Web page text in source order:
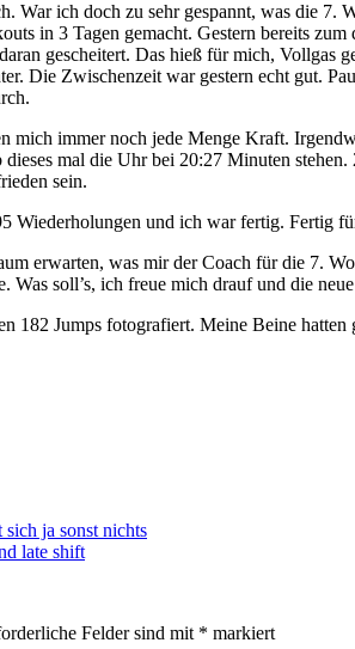
War ich doch zu sehr gespannt, was die
in 3 Tagen gemacht. Gestern bereits
gescheitert. Das hieß für mich, Vollgas
Die Zwischenzeit war gestern echt gut.
mich immer noch jede Menge Kraft.
mal die Uhr bei 20:27 Minuten
sein.
Wiederholungen und ich war fertig. Fertig
erwarten, was mir der Coach für die 7.
Was soll’s, ich freue mich drauf und die
182 Jumps fotografiert. Meine Beine
ja sonst nichts
late shift
Felder sind mit * markiert